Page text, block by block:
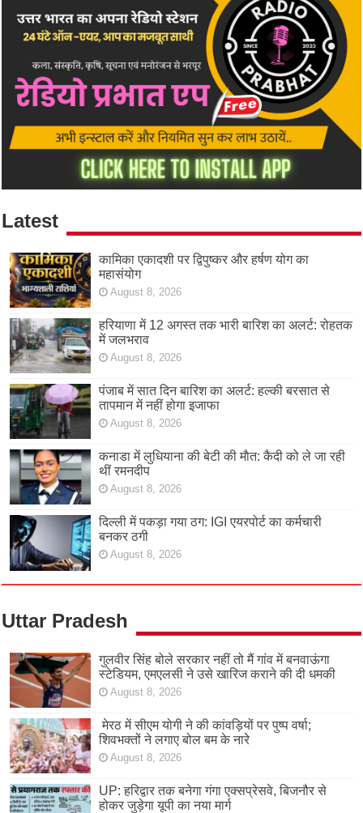
Latest
कामिका एकादशी पर द्विपुष्कर और हर्षण योग का
महासंयोग
August 8, 2026
हरियाणा में 12 अगस्त तक भारी बारिश का अलर्ट: रोहतक
में जलभराव
August 8, 2026
पंजाब में सात दिन बारिश का अलर्ट: हल्की बरसात से
तापमान में नहीं होगा इजाफा
August 8, 2026
कनाडा में लुधियाना की बेटी की माैत: कैदी को ले जा रही
थीं रमनदीप
August 8, 2026
दिल्ली में पकड़ा गया ठग: IGI एयरपोर्ट का कर्मचारी
बनकर ठगी
August 8, 2026
Uttar Pradesh
गुलवीर सिंह बोले सरकार नहीं तो मैं गांव में बनवाऊंगा
स्टेडियम, एमएलसी ने उसे खारिज कराने की दी धमकी
August 8, 2026
मेरठ में सीएम योगी ने की कांवड़ियों पर पुष्प वर्षा;
शिवभक्तों ने लगाए बोल बम के नारे
August 8, 2026
UP: हरिद्वार तक बनेगा गंगा एक्सप्रेसवे, बिजनौर से
होकर जुड़ेगा यूपी का नया मार्ग